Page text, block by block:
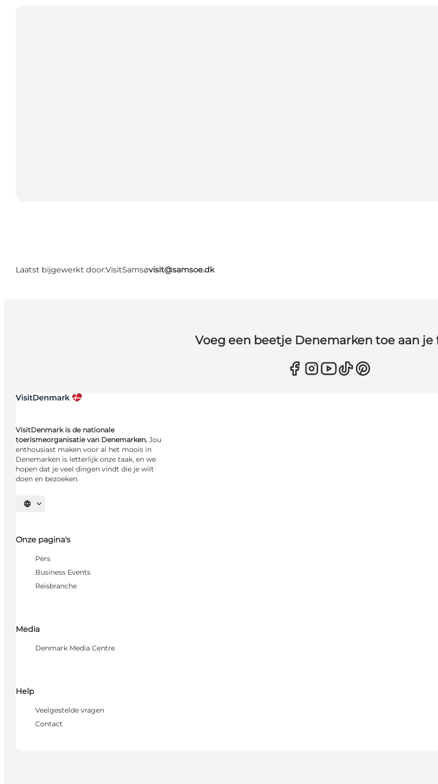
Laatst bijgewerkt door:VisitSamsøvisit@samsoe.dk
Voeg een beetje Denemarken toe aan je
VisitDenmark is de nationale
toerismeorganisatie van Denemarken. Jou
enthousiast maken voor al het moois in
Denemarken is letterlijk onze taak, en we
hopen dat je veel dingen vindt die je wilt
doen en bezoeken.
Selecteer taal
Onze pagina's
Pers
Business Events
Reisbranche
Media
Denmark Media Centre
Help
Veelgestelde vragen
Contact